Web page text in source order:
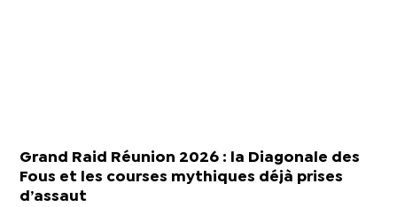
Grand Raid Réunion 2026 : la Diagonale des
Fous et les courses mythiques déjà prises
d’assaut